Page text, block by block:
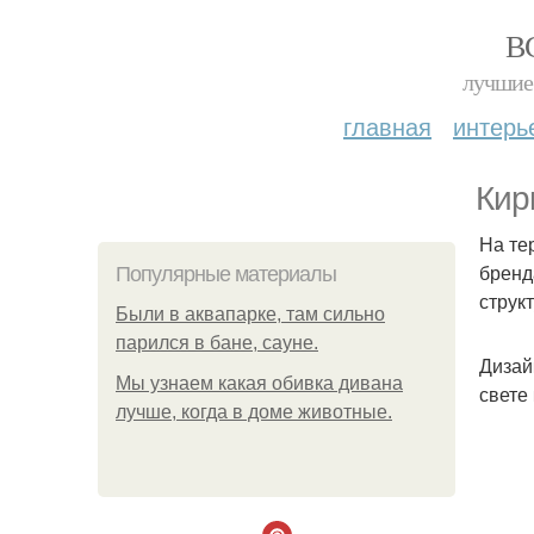
лучшие
главная
Популярные материалы
Были в аквапарке, там сильно
парился в бане, сауне.
Мы узнаем какая обивка дивана
лучше, когда в доме животные.
На